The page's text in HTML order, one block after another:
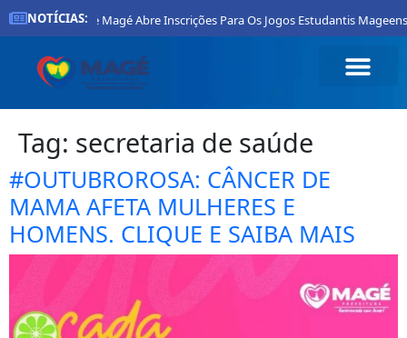
NOTÍCIAS:
Prefeitura De Magé Abre Inscrições Para Os Jogos Estudantis
Tag: secretaria de saúde
#OUTUBROROSA: CÂNCER DE
MAMA AFETA MULHERES E
HOMENS. CLIQUE E SAIBA MAIS